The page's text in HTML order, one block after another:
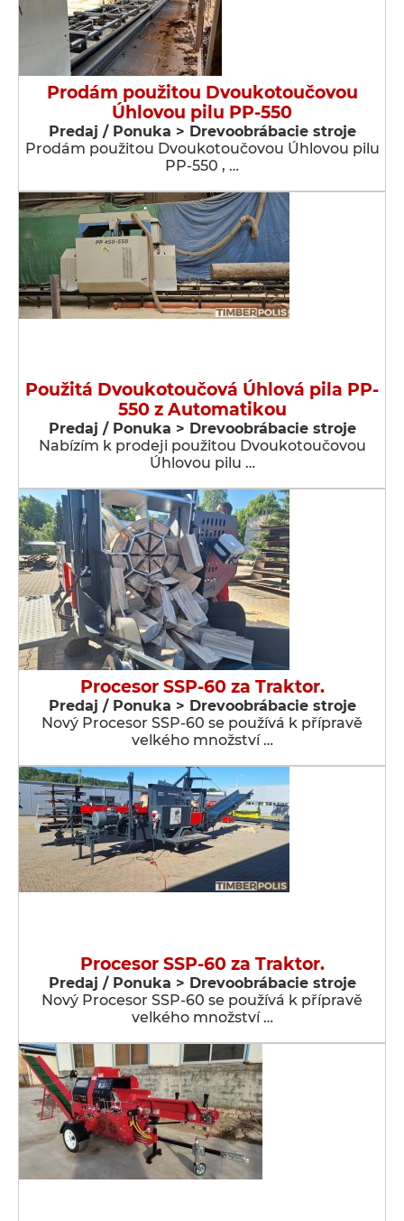
Prodám použitou Dvoukotoučovou
Úhlovou pilu PP-550
Predaj / Ponuka > Drevoobrábacie stroje
Prodám použitou Dvoukotoučovou Úhlovou pilu
PP-550 , …
Použitá Dvoukotoučová Úhlová pila PP-
550 z Automatikou
Predaj / Ponuka > Drevoobrábacie stroje
Nabízím k prodeji použitou Dvoukotoučovou
Úhlovou pilu …
Procesor SSP-60 za Traktor.
Predaj / Ponuka > Drevoobrábacie stroje
Nový Procesor SSP-60 se používá k přípravě
velkého množství …
Procesor SSP-60 za Traktor.
Predaj / Ponuka > Drevoobrábacie stroje
Nový Procesor SSP-60 se používá k přípravě
velkého množství …